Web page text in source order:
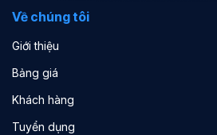
Về chúng tôi
Giới thiệu
Bảng giá
Khách hàng
Tuyển dụng